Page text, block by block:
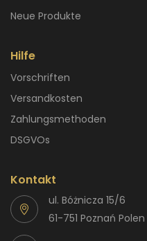
Neue Produkte
Hilfe
Vorschriften
Versandkosten
Zahlungsmethoden
DSGVOs
Kontakt
ul. Bóżnicza 15/6
61-751 Poznań Polen